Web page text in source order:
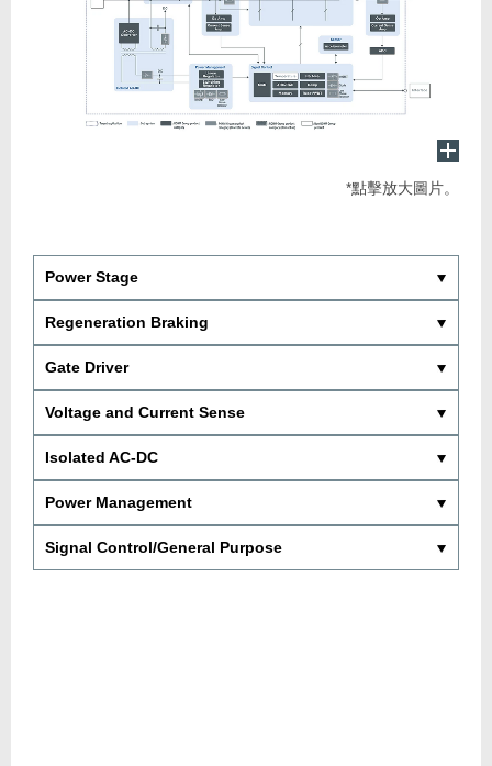
*點擊放大圖片。
Power Stage
Regeneration Braking
Gate Driver
Voltage and Current Sense
Isolated AC-DC
Power Management
Signal Control/General Purpose